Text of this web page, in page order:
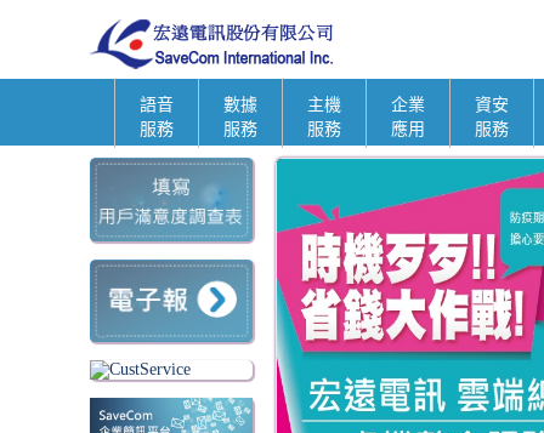
語音
服務
數據
服務
主機
服務
企業
應用
資安
服務